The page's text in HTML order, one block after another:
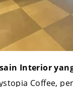
Interior
Coffee,